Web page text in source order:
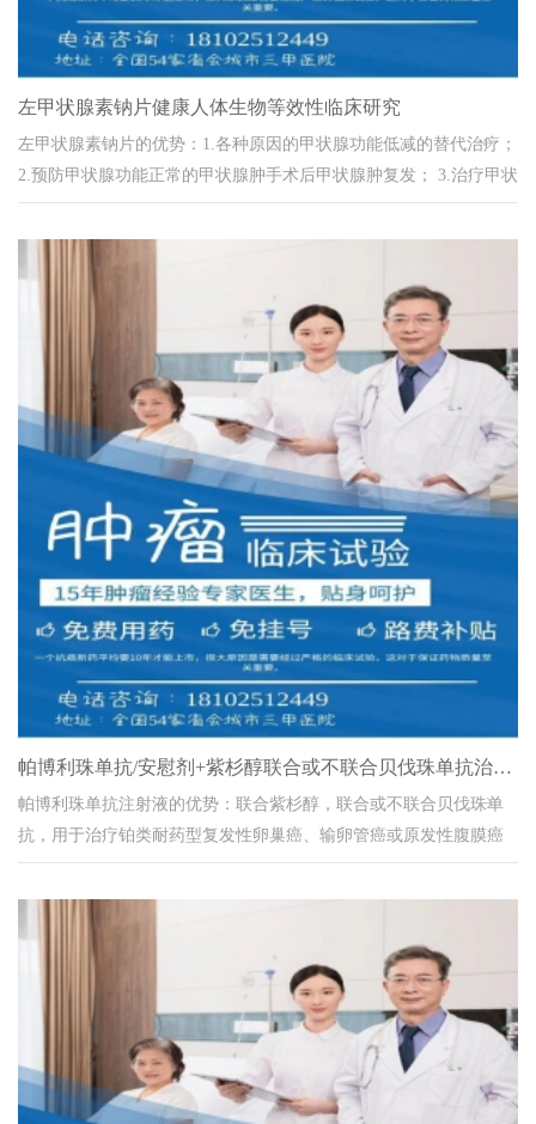
左甲状腺素钠片健康人体生物等效性临床研究
左甲状腺素钠片的优势：1.各种原因的甲状腺功能低减的替代治疗；
2.预防甲状腺功能正常的甲状腺肿手术后甲状腺肿复发； 3.治疗甲状
腺功能正常的良性甲状腺肿； 4...
帕博利珠单抗/安慰剂+紫杉醇联合或不联合贝伐珠单抗治疗铂类耐
帕博利珠单抗注射液的优势：联合紫杉醇，联合或不联合贝伐珠单
抗，用于治疗铂类耐药型复发性卵巢癌、输卵管癌或原发性腹膜癌
临床试验详情：一、题目和背景信息登记号CTR...